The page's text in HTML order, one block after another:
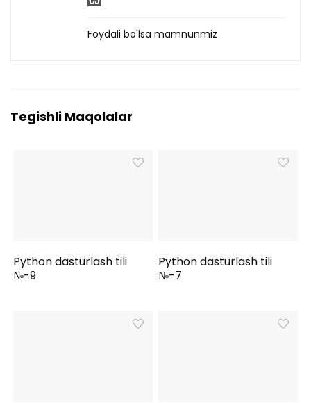
Foydali bo'lsa mamnunmiz
Tegishli Maqolalar
Python dasturlash tili
№-9
Python dasturlash tili
№-7